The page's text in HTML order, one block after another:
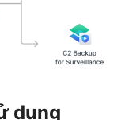
dụng